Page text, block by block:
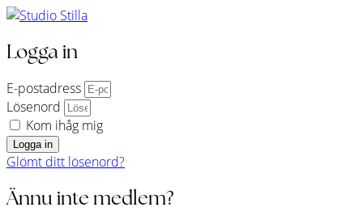
Logga in
E-postadress
Lösenord
Kom ihåg mig
Logga in
Glömt ditt lösenord?
Ännu inte medlem?